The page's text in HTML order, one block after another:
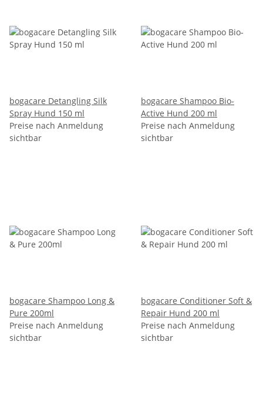
bogacare Detangling Silk
Spray Hund 150 ml
Preise nach Anmeldung
sichtbar
bogacare Shampoo Bio-
Active Hund 200 ml
Preise nach Anmeldung
sichtbar
bogacare Shampoo Long &
Pure 200ml
Preise nach Anmeldung
sichtbar
bogacare Conditioner Soft &
Repair Hund 200 ml
Preise nach Anmeldung
sichtbar